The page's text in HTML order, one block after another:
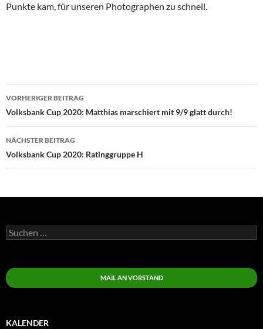
Punkte kam, für unseren Photographen zu schnell.
Beitragsnavigation
VORHERIGER BEITRAG
Volksbank Cup 2020: Matthias marschiert mit 9/9 glatt durch!
NÄCHSTER BEITRAG
Volksbank Cup 2020: Ratinggruppe H
Suchen
nach:
MAIL AN VORSTAND
KALENDER